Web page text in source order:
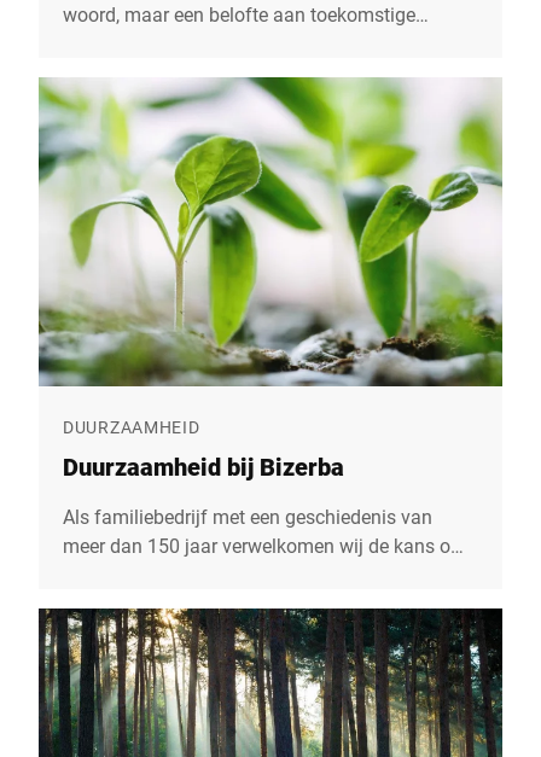
woord, maar een belofte aan toekomstige
actief in voor milieuvriendelijke praktijken en
integreren we duurzaamheid in al onze
bedrijfsprocessen. Leer meer over onze
innovatieve benaderingen en voortdurende
inspanningen voor een duurzame toekomst in
ons jaarlijkse Duurzaamheidsrapport.
DUURZAAMHEID
Duurzaamheid bij Bizerba
Als familiebedrijf met een geschiedenis van
meer dan 150 jaar verwelkomen wij de kans om
Om ervoor te zorgen dat we onze waarden
kunnen doorgeven aan de volgende generatie.
Andreas W. Kraut CEO & aandeelhouder